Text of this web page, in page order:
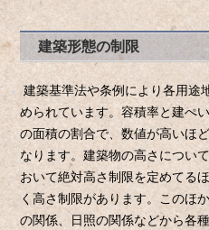
建築形態の制限
建築基準法や条例により各用途
められています。容積率と建ぺ
の面積の割合で、数値が高いほ
なります。建築物の高さについ
おいて絶対高さ制限を定めてる
く高さ制限があります。このほ
の関係、日照の関係などから各